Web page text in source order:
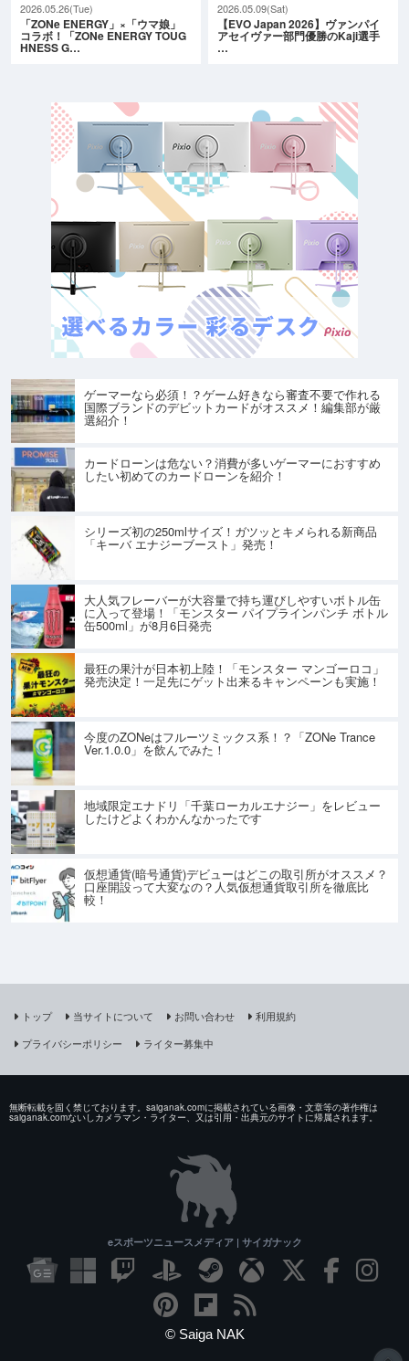
2026.05.26(Tue)
「ZONe ENERGY」×「ウマ娘」
コラボ！「ZONe ENERGY TOUG
HNESS G…
2026.05.09(Sat)
【EVO Japan 2026】ヴァンパイ
アセイヴァー部門優勝のKaji選手
…
ゲーマーなら必須！？ゲーム好きなら審査不要で作れる
国際ブランドのデビットカードがオススメ！編集部が厳
選紹介！
カードローンは危ない？消費が多いゲーマーにおすすめ
したい初めてのカードローンを紹介！
シリーズ初の250mlサイズ！ガツッとキメられる新商品
「キーバ エナジーブースト」発売！
大人気フレーバーが大容量で持ち運びしやすいボトル缶
に入って登場！「モンスター パイプラインパンチ ボトル
缶500ml」が8月6日発売
最狂の果汁が日本初上陸！「モンスター マンゴーロコ」
発売決定！一足先にゲット出来るキャンペーンも実施！
今度のZONeはフルーツミックス系！？「ZONe Trance
Ver.1.0.0」を飲んでみた！
地域限定エナドリ「千葉ローカルエナジー」をレビュー
したけどよくわかんなかったです
仮想通貨(暗号通貨)デビューはどこの取引所がオススメ？
口座開設って大変なの？人気仮想通貨取引所を徹底比
較！
トップ 当サイトについて お問い合わせ
利用規約
プライバシーポリシー
ライター募集中
無断転載を固く禁じております。saiganak.comに掲載されている画像・文章等の著作権は
saiganak.comないしカメラマン・ライター、又は引用・出典元のサイトに帰属されます。
eスポーツニュースメディア | サイガナック
© Saiga NAK